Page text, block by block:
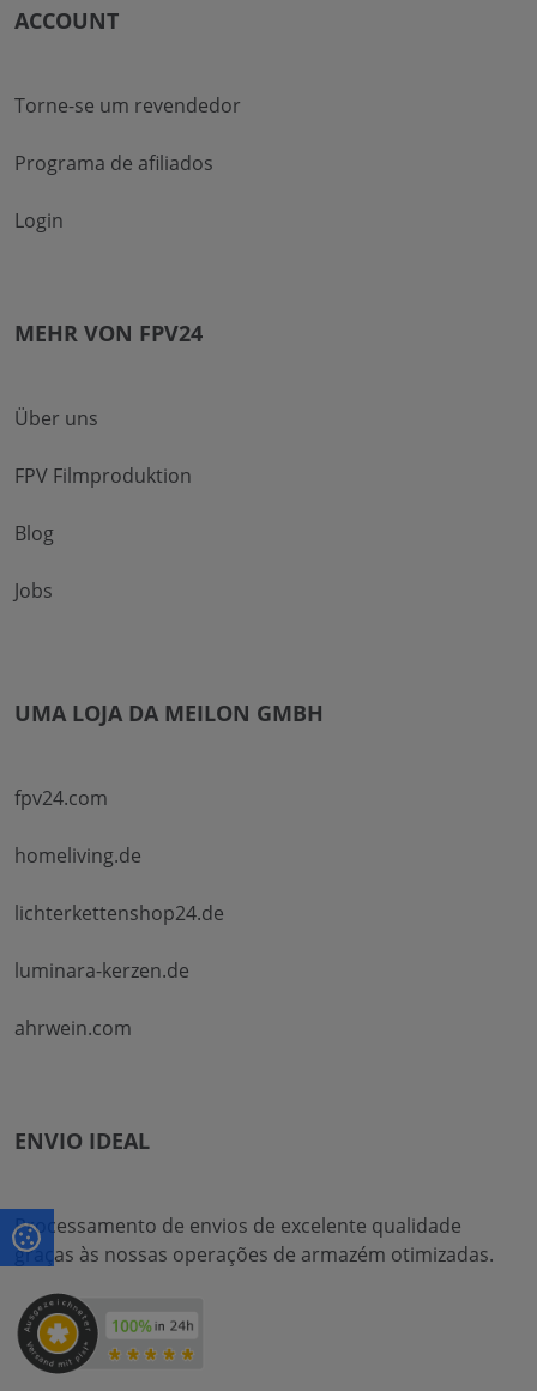
ACCOUNT
Torne-se um revendedor
Programa de afiliados
Login
MEHR VON FPV24
Über uns
FPV Filmproduktion
Blog
Jobs
UMA LOJA DA MEILON GMBH
fpv24.com
homeliving.de
lichterkettenshop24.de
luminara-kerzen.de
ahrwein.com
ENVIO IDEAL
Processamento de envios de excelente qualidade
graças às nossas operações de armazém otimizadas.